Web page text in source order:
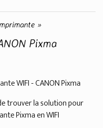
»
Pixma
WIFI - CANON Pixma
trouver la solution pour
Pixma en WIFI